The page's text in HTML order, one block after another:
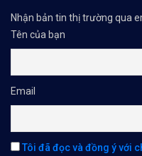
Nhận bản tin thị trường qua
Tên của bạn
Email
Tôi đã đọc và đồng ý với